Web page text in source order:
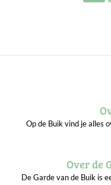
Op de Buik vind je alles
Over de
De Garde van de Buik is